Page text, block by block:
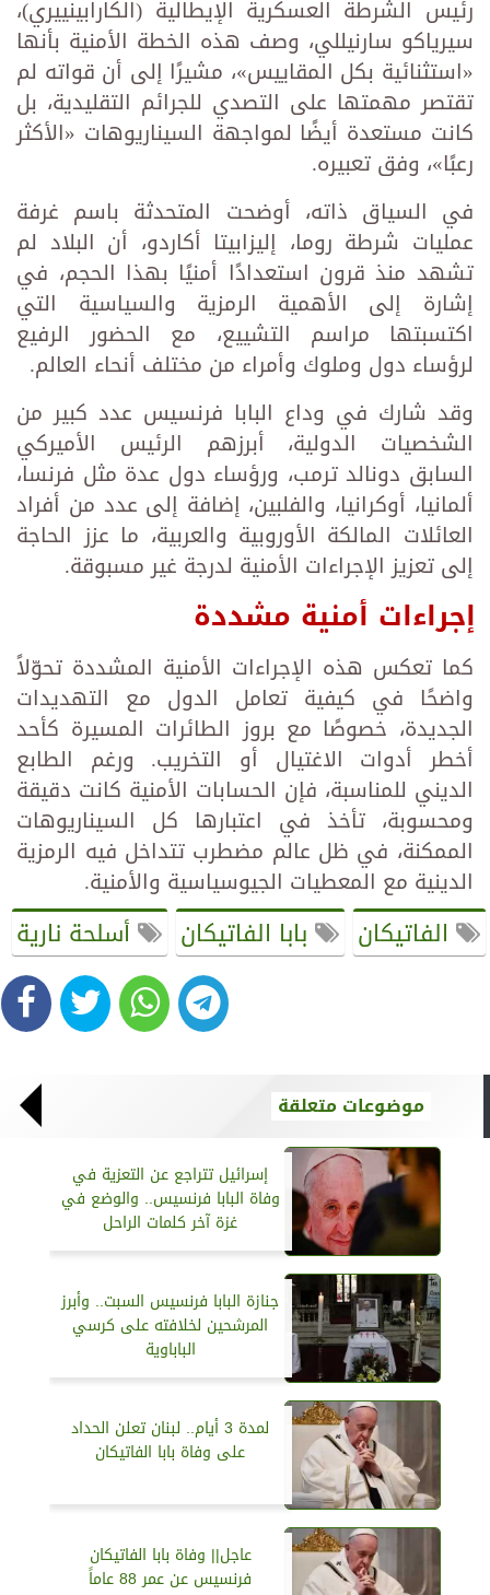
رئيس الشرطة العسكرية الإيطالية (الكارابينييري)،
سيرياكو سارنيللي، وصف هذه الخطة الأمنية بأنها
«استثنائية بكل المقاييس»، مشيرًا إلى أن قواته لم
تقتصر مهمتها على التصدي للجرائم التقليدية، بل
كانت مستعدة أيضًا لمواجهة السيناريوهات «الأكثر
رعبًا»، وفق تعبيره.
في السياق ذاته، أوضحت المتحدثة باسم غرفة
عمليات شرطة روما، إليزابيتا أكاردو، أن البلاد لم
تشهد منذ قرون استعدادًا أمنيًا بهذا الحجم، في
إشارة إلى الأهمية الرمزية والسياسية التي
اكتسبتها مراسم التشييع، مع الحضور الرفيع
لرؤساء دول وملوك وأمراء من مختلف أنحاء العالم.
وقد شارك في وداع البابا فرنسيس عدد كبير من
الشخصيات الدولية، أبرزهم الرئيس الأميركي
السابق دونالد ترمب، ورؤساء دول عدة مثل فرنسا،
ألمانيا، أوكرانيا، والفلبين، إضافة إلى عدد من أفراد
العائلات المالكة الأوروبية والعربية، ما عزز الحاجة
إلى تعزيز الإجراءات الأمنية لدرجة غير مسبوقة.
إجراءات أمنية مشددة
كما تعكس هذه الإجراءات الأمنية المشددة تحوّلاً
واضحًا في كيفية تعامل الدول مع التهديدات
الجديدة، خصوصًا مع بروز الطائرات المسيرة كأحد
أخطر أدوات الاغتيال أو التخريب. ورغم الطابع
الديني للمناسبة، فإن الحسابات الأمنية كانت دقيقة
ومحسوبة، تأخذ في اعتبارها كل السيناريوهات
الممكنة، في ظل عالم مضطرب تتداخل فيه الرمزية
الدينية مع المعطيات الجيوسياسية والأمنية.
الفاتيكان بابا الفاتيكان أسلحة نارية
موضوعات متعلقة
إسرائيل تتراجع عن التعزية في
وفاة البابا فرنسيس.. والوضع في
غزة آخر كلمات الراحل
جنازة البابا فرنسيس السبت.. وأبرز
المرشحين لخلافته على كرسي
الباباوية
لمدة 3 أيام.. لبنان تعلن الحداد
على وفاة بابا الفاتيكان
عاجل|| وفاة بابا الفاتيكان
فرنسيس عن عمر 88 عاماً